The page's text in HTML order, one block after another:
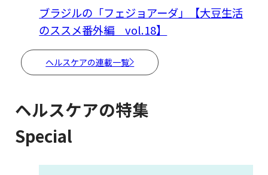
ブラジルの「フェジョアーダ」【大豆生活
のススメ番外編 vol.18】
ヘルスケアの連載一覧
ヘルスケアの特集
Special